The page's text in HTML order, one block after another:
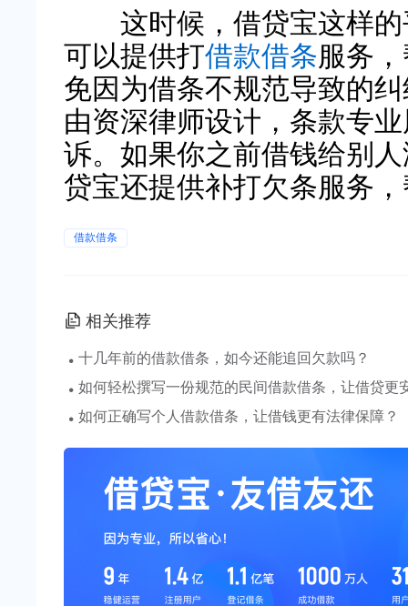
这时候，借贷宝这样的
可以提供打借款借条服务
免因为借条不规范导致的
由资深律师设计，条款专
诉。如果你之前借钱给别
贷宝还提供补打欠条服务
借款借条
相关推荐
· 十几年前的借款借条，如今还能追回欠款吗？
· 如何轻松撰写一份规范的民间借款借条，让借贷更
· 如何正确写个人借款借条，让借钱更有法律保障？